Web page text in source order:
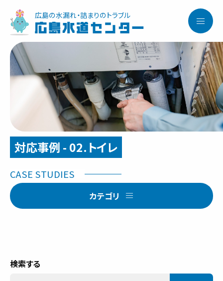
広島の水漏れ・詰まりのトラブル
広島水道センター
対応事例 - 02.トイレ
カテゴリ